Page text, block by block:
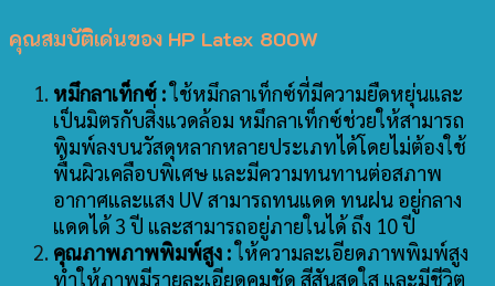
คุณสมบัติเด่นของ HP Latex 800W
หมึกลาเท็กซ์ :ใช้หมึกลาเท็กซ์ที่มีความยืดหยุ่นและ
เป็นมิตรกับสิ่งแวดล้อม หมึกลาเท็กซ์ช่วยให้สามารถ
พิมพ์ลงบนวัสดุหลากหลายประเภทได้โดยไม่ต้องใช้
พื้นผิวเคลือบพิเศษ และมีความทนทานต่อสภาพ
อากาศและแสง UV สามารถทนแดด ทนฝน อยู่กลาง
แดดได้ 3 ปี และสามารถอยู่ภายในได้ ถึง 10 ปี
คุณภาพภาพพิมพ์สูง :ให้ความละเอียดภาพพิมพ์สูง
ทำให้ภาพมีรายละเอียดคมชัด สีสันสดใส และมีชีวิต